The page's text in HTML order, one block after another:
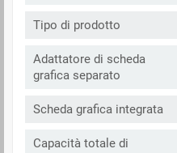
Tipo di prodotto
Adattatore di scheda
grafica separato
Scheda grafica integrata
Capacità totale di